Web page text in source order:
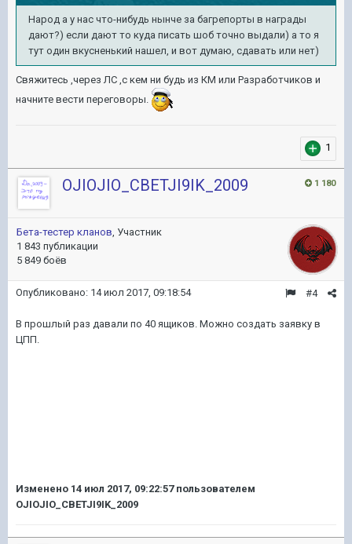
Народ а у нас что-нибудь нынче за багрепорты в награды
дают?) если дают то куда писать шоб точно выдали) а то я
тут один вкусненький нашел, и вот думаю, сдавать или нет)
Свяжитесь ,через ЛС ,с кем ни будь из КМ или Разработчиков и
начните вести переговоры.
1
1 180
OJIOJIO_CBETJI9IK_2009
Бета-тестер кланов, Участник
1 843 публикации
5 849 боёв
#4
Опубликовано: 14 июл 2017, 09:18:54
В прошлый раз давали по 40 ящиков. Можно создать заявку в
ЦПП.
Изменено 14 июл 2017, 09:22:57пользователем
OJIOJIO_CBETJI9IK_2009